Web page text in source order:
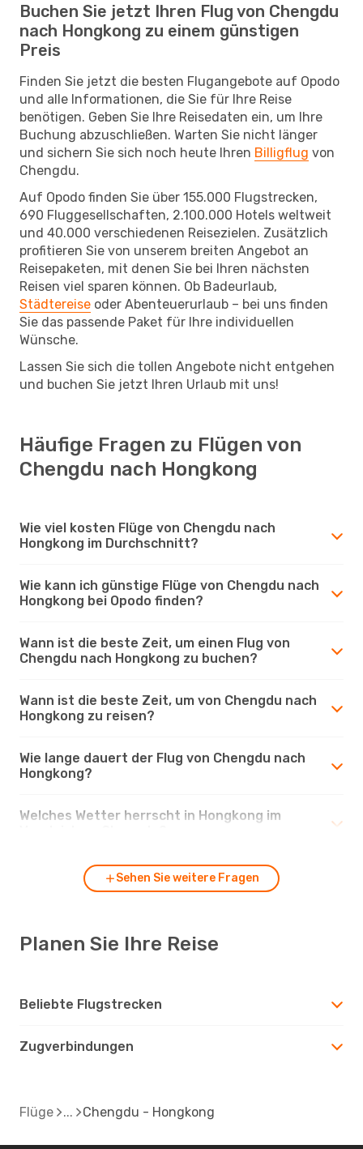
Buchen Sie jetzt Ihren Flug von Chengdu
nach Hongkong zu einem günstigen
Preis
Finden Sie jetzt die besten Flugangebote auf Opodo
und alle Informationen, die Sie für Ihre Reise
benötigen. Geben Sie Ihre Reisedaten ein, um Ihre
Buchung abzuschließen. Warten Sie nicht länger
und sichern Sie sich noch heute Ihren Billigflug von
Chengdu.
Auf Opodo finden Sie über 155.000 Flugstrecken,
690 Fluggesellschaften, 2.100.000 Hotels weltweit
und 40.000 verschiedenen Reisezielen. Zusätzlich
profitieren Sie von unserem breiten Angebot an
Reisepaketen, mit denen Sie bei Ihren nächsten
Reisen viel sparen können. Ob Badeurlaub,
Städtereise oder Abenteuerurlaub – bei uns finden
Sie das passende Paket für Ihre individuellen
Wünsche.
Lassen Sie sich die tollen Angebote nicht entgehen
und buchen Sie jetzt Ihren Urlaub mit uns!
Häufige Fragen zu Flügen von
Chengdu nach Hongkong
Wie viel kosten Flüge von Chengdu nach
Hongkong im Durchschnitt?
Wie kann ich günstige Flüge von Chengdu nach
Hongkong bei Opodo finden?
Wann ist die beste Zeit, um einen Flug von
Chengdu nach Hongkong zu buchen?
Wann ist die beste Zeit, um von Chengdu nach
Hongkong zu reisen?
Wie lange dauert der Flug von Chengdu nach
Hongkong?
Welches Wetter herrscht in Hongkong im
Sehen Sie weitere Fragen
Planen Sie Ihre Reise
Beliebte Flugstrecken
Zugverbindungen
Flüge Chengdu - Hongkong